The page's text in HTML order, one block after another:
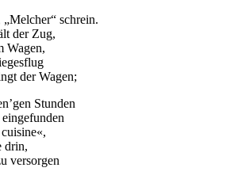
schrein.
der Zug,
Wagen,
der Wagen;
Stunden
drin,
versorgen